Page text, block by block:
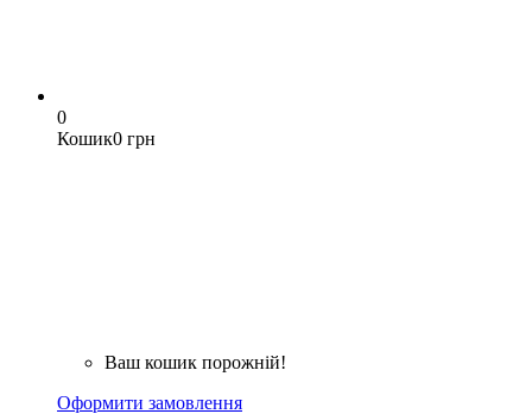
0
Кошик0 грн
Ваш кошик порожній!
Оформити замовлення